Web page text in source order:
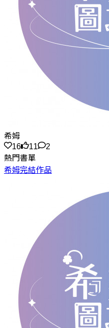
希姆
16
11
2
熱門書單
希姆完結作品